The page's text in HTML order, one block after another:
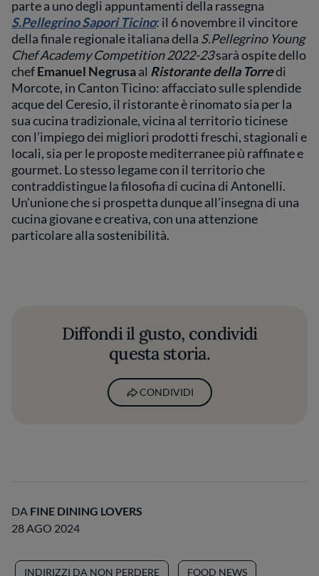
parte a uno degli appuntamenti della rassegna
S.Pellegrino Sapori Ticino: il 6 novembre il vincitore
della finale regionale italiana della S.Pellegrino Young
Chef Academy Competition 2022-23sarà ospite dello
chefEmanuel Negrusaal Ristorante della Torredi
Morcote, in Canton Ticino: affacciato sulle splendide
acque del Ceresio, il ristorante è rinomato sia per la
sua cucina tradizionale, vicina al territorio ticinese
con l’impiego dei migliori prodotti freschi, stagionali e
locali, sia per le proposte mediterranee più raffinate e
gourmet. Lo stesso legame con il territorio che
contraddistingue la filosofia di cucina di Antonelli.
Un'unione che si prospetta dunque all’insegna di una
cucina giovane e creativa, con una attenzione
particolare alla sostenibilità.
Diffondi il gusto, condividi
questa storia.
CONDIVIDI
DA FINE DINING LOVERS
28 AGO 2024
INDIRIZZI DA NON PERDERE FOOD NEWS